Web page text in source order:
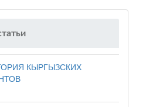
КЫРГЫЗСКИХ